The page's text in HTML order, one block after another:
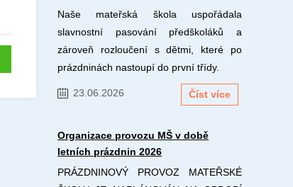
Naše mateřská škola uspořádala
slavnostní pasování předškoláků a
zároveň rozloučení s dětmi, které po
prázdninách nastoupí do první třídy.
23.06.2026 Číst více
Organizace provozu MŠ v době
letních prázdnin 2026
PRÁZDNINOVÝ PROVOZ MATEŘSKÉ